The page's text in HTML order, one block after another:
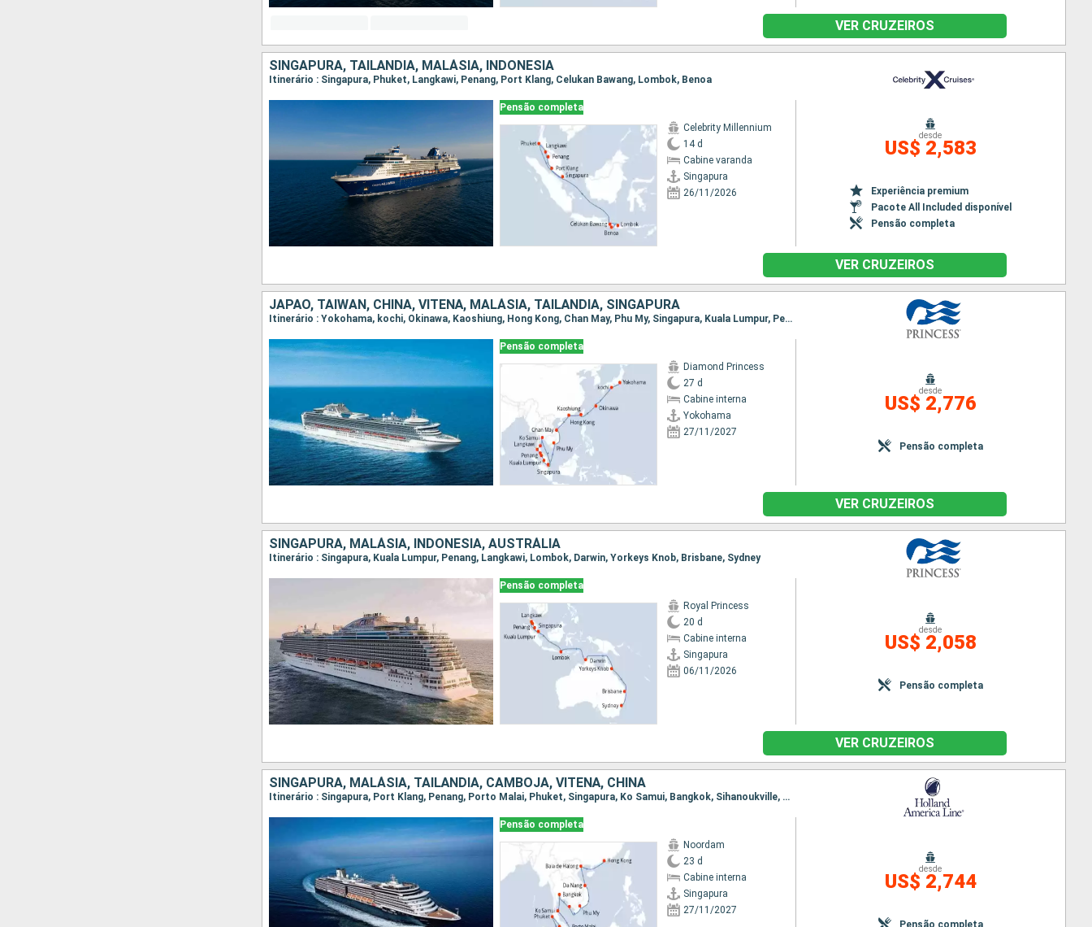
VER CRUZEIROS
SINGAPURA, TAILÃNDIA, MALÁSIA, INDONESIA
Itinerário : Singapura, Phuket, Langkawi, Penang, Port Klang, Celukan Bawang, Lombok, Benoa
Pensão completa
Celebrity Millennium
14 d
Cabine varanda
Singapura
26/11/2026
desde
US$ 2,583
Experiência premium
Pacote All Included disponível
Pensão completa
VER CRUZEIROS
JAPÃO, TAIWAN, CHINA, VITENÃ, MALÁSIA, TAILÃNDIA, SINGAPURA
Itinerário : Yokohama, kochi, Okinawa, Kaoshiung, Hong Kong, Chan May, Phu My, Singapura, Kuala Lumpur, Penang, Langkawi, Phuket, Ko Samui, Laem Chabang / Bangkok, Singapura
Pensão completa
Diamond Princess
27 d
Cabine interna
Yokohama
27/11/2027
desde
US$ 2,776
Pensão completa
VER CRUZEIROS
SINGAPURA, MALÁSIA, INDONESIA, AUSTRÁLIA
Itinerário : Singapura, Kuala Lumpur, Penang, Langkawi, Lombok, Darwin, Yorkeys Knob, Brisbane, Sydney
Pensão completa
Royal Princess
20 d
Cabine interna
Singapura
06/11/2026
desde
US$ 2,058
Pensão completa
VER CRUZEIROS
SINGAPURA, MALÁSIA, TAILÃNDIA, CAMBOJA, VITENÃ, CHINA
Itinerário : Singapura, Port Klang, Penang, Porto Malai, Phuket, Singapura, Ko Samui, Bangkok, Sihanoukville, Phu My, Da Nang, Baia de Halong, Hong Kong
Pensão completa
Noordam
23 d
Cabine interna
Singapura
27/11/2027
desde
US$ 2,744
Pensão completa